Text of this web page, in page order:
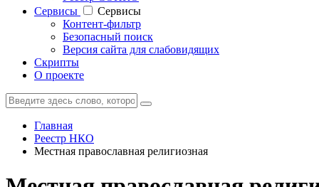
Cервисы
Cервисы
Контент-фильтр
Безопасный поиск
Версия сайта для слабовидящих
Скрипты
О проекте
Главная
Реестр НКО
Местная православная религиозная